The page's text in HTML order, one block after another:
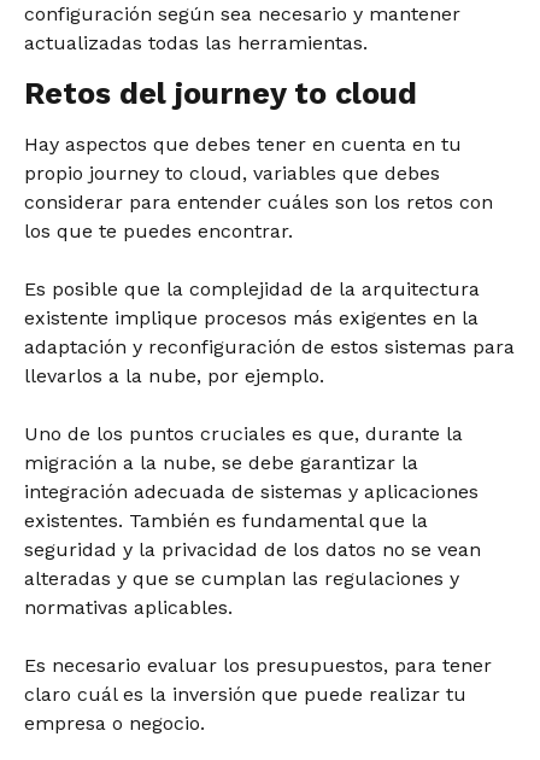
configuración según sea necesario y mantener
actualizadas todas las herramientas.
Retos del journey to cloud
Hay aspectos que debes tener en cuenta en tu
propio journey to cloud, variables que debes
considerar para entender cuáles son los retos con
los que te puedes encontrar.
Es posible que la complejidad de la arquitectura
existente implique procesos más exigentes en la
adaptación y reconfiguración de estos sistemas para
llevarlos a la nube, por ejemplo.
Uno de los puntos cruciales es que, durante la
migración a la nube, se debe garantizar la
integración adecuada de sistemas y aplicaciones
existentes. También es fundamental que la
seguridad y la privacidad de los datos no se vean
alteradas y que se cumplan las regulaciones y
normativas aplicables.
Es necesario evaluar los presupuestos, para tener
claro cuál es la inversión que puede realizar tu
empresa o negocio.